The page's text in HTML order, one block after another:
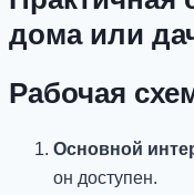
дома или
Рабочая
Основной
он доступен.